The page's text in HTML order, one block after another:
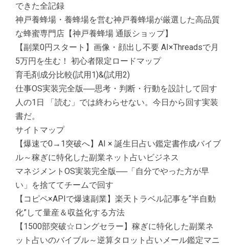
できた全記録
神戸養蜂場・養蜂場を営む神戸養蜂場が厳選した高品質
な蜂蜜専門店【神戸養蜂場 通販ショップ】
【副業0円スタート】画像・顔出し不要 AI×Threadsで月
5万円を生む！ 初心者限定ロードマップ
育毛剤成分比較(試用1)&(試用2)
仕事OS実装完全版──思考・判断・行動を設計して回す
人の1日 「読む」では終わらせない。今日から回す実装
書だ。
サイトマップ
【爆速で0→1突破へ】AI × 誕生日占い鑑定書作成バイブ
ル～稼ぎに特化した副業ネット占いビジネス
マネジメントOS実装完全版──「自分でやった方が早
い」を捨ててチームで回す
【コピペ×APIで爆速副業】楽天トラベル記事を“半自動
化”して量産＆収益化する方法
【1500部突破☆ロングセラー】稼ぎに特化した副業ネ
ット占いのバイブル～逆算タロット占いメール鑑定マニ